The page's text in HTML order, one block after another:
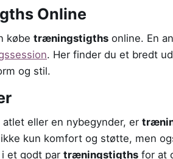
Online
købe træningstigths online. En
. Her finder du et bredt
og stil.
eller en nybegynder, er
kun komfort og støtte, men
et godt par træningstigths for at